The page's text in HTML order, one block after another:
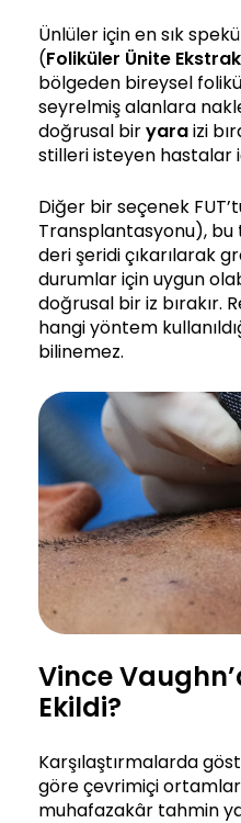
Ünlüler için en sık
(Foliküler Ünite
bölgeden bireysel
seyrelmiş alanlara
doğrusal biryaraizi
stilleri isteyen hastalar
Diğer bir seçenek
Transplantasyonu), bu
deri şeridi çıkarılarak
durumlar için uygun
doğrusal bir iz bırakır.
hangi yöntem
bilinemez.
Vince
Ekildi?
Karşılaştırmalarda
göre çevrimiçi
muhafazakâr tahmin